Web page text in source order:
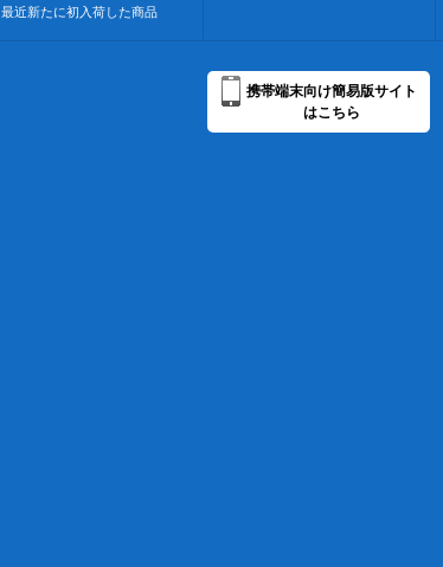
最近新たに初入荷した商品
携帯端末向け簡易版サイト
はこちら